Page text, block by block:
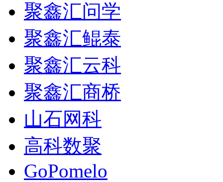
聚鑫汇问学
聚鑫汇鲲泰
聚鑫汇云科
聚鑫汇商桥
山石网科
高科数聚
GoPomelo